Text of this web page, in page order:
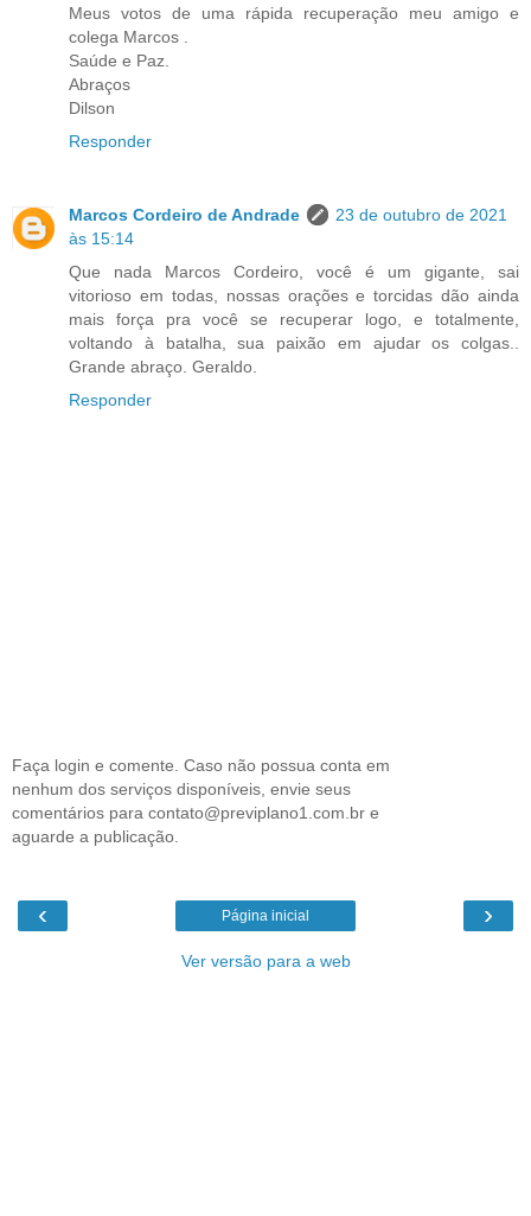
Meus votos de uma rápida recuperação meu amigo e
colega Marcos .
Saúde e Paz.
Abraços
Dilson
Responder
Marcos Cordeiro de Andrade
23 de outubro de 2021
às 15:14
Que nada Marcos Cordeiro, você é um gigante, sai
vitorioso em todas, nossas orações e torcidas dão ainda
mais força pra você se recuperar logo, e totalmente,
voltando à batalha, sua paixão em ajudar os colgas..
Grande abraço. Geraldo.
Responder
Faça login e comente. Caso não possua conta em
nenhum dos serviços disponíveis, envie seus
comentários para contato@previplano1.com.br e
aguarde a publicação.
‹ ›
Página inicial
Ver versão para a web